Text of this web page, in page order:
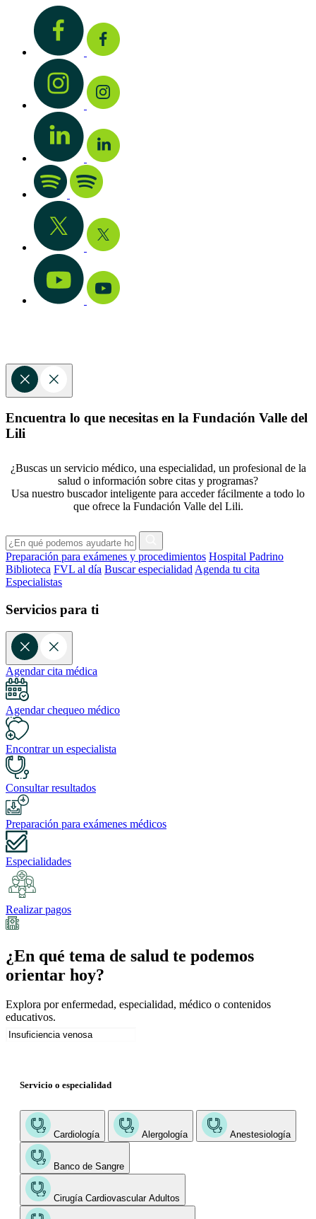
Encuentra lo que necesitas en la Fundación Valle del
Lili
¿Buscas un servicio médico, una especialidad, un profesional de la
salud o información sobre citas y programas?
Usa nuestro buscador inteligente para acceder fácilmente a todo lo
que ofrece la Fundación Valle del Lili.
Preparación para exámenes y procedimientos Hospital Padrino
Biblioteca FVL al día Buscar especialidad Agenda tu cita
Especialistas
Servicios para ti
Agendar cita médica
Agendar chequeo médico
Encontrar un especialista
Consultar resultados
Preparación para exámenes médicos
Especialidades
Realizar pagos
¿En qué tema de salud te podemos
orientar hoy?
Explora por enfermedad, especialidad, médico o contenidos
educativos.
Servicio o especialidad
Cardiología Alergología Anestesiología
Banco de Sangre
Cirugía Cardiovascular Adultos